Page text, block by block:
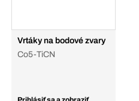
Vrtáky na bodové zvary
Co5-TiCN